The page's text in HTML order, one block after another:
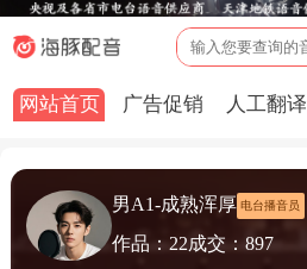
网站首页 广告促销 人工翻译
男A1-成熟浑厚 电台播音员
作品：22成交：897